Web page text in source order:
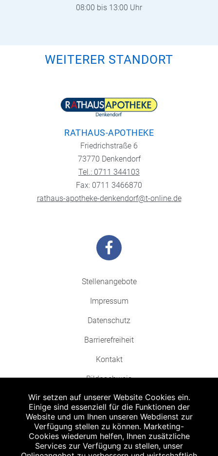
08:00 bis 13:00 Uhr
WEITERER STANDORT
RATHAUS-APOTHEKE
Friedrichstraße 6
73770 Denkendorf
Tel.: 0711 344103
Fax: 0711 3466870
rathaus-apotheke-denkendorf@t-online.de
Stellenangebote
Impressum
Datenschutz
Barrierefreiheit
Kontakt
Bildnachweis
Abgabe in haushaltsüblichen Mengen, solange der Vorrat reicht. Für Druck-
und Satzfehler keine Haftung.
Wir setzen auf unserer Website Cookies ein.
Einige sind essenziell für die Funktionen der
Website und um Ihnen unseren Webdienst zur
Verfügung stellen zu können. Marketing-
Cookies wiederum helfen, Ihnen zusätzliche
Services zur Verfügung zu stellen, unser